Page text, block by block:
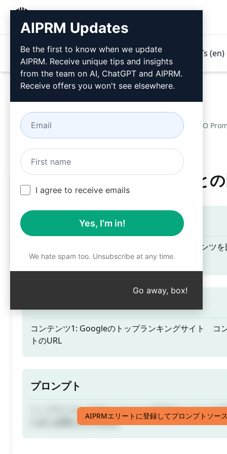
製品紹介 価格 プロンプト GPTs (en)
AIプロンプト SEO
トップランキングのURLと
ティーザー
トップランキングのコンテンツと自分のコンテンツ
ために必要なものを知る
コンテンツ1: Googleのトップランキングサイト コ
トのURL
プロンプト
トップランキングのコンテンツと自分のコンテンツ
ために必要なものを知る
AIPRMエリートに登録してプロンプトソー
AIPRM Updates
Be the first to know when we update
AIPRM. Receive unique tips and insights
from the team on AI, ChatGPT and AIPRM.
Receive offers you won't see elsewhere.
I agree to receive emails
Yes, I'm in!
We hate spam too. Unsubscribe at any time.
Go away, box!